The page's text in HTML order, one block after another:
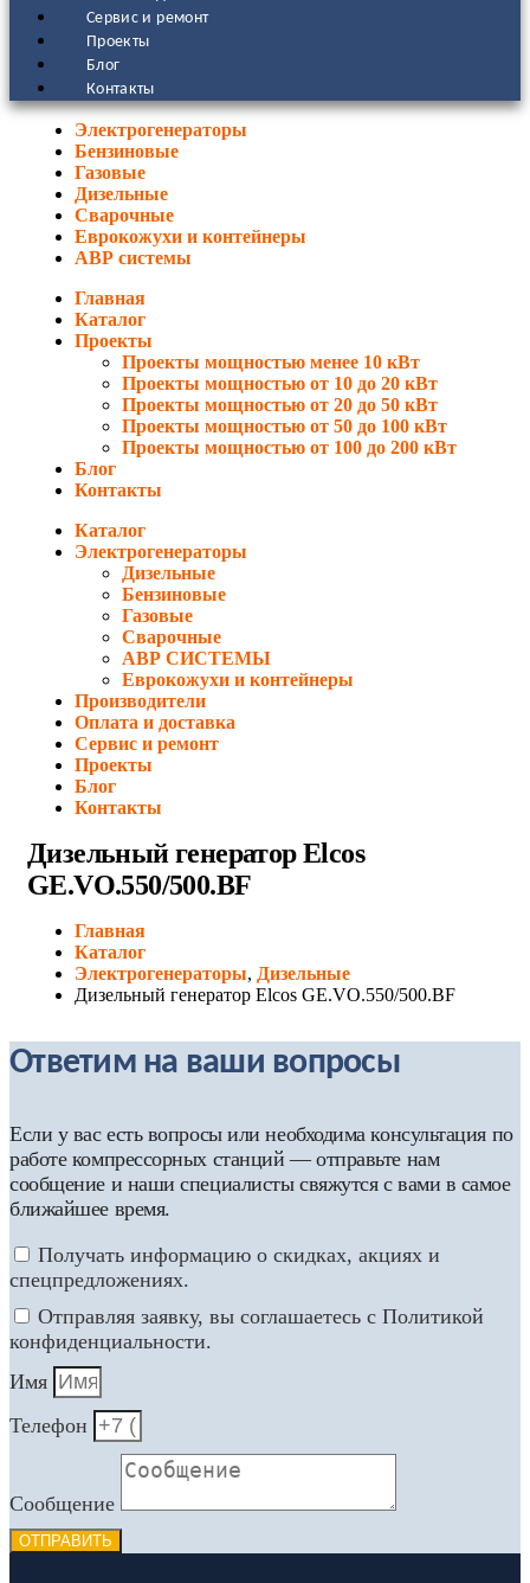
Сервис и ремонт
Проекты
Блог
Контакты
Электрогенераторы
Бензиновые
Газовые
Дизельные
Сварочные
Еврокожухи и контейнеры
АВР системы
Главная
Каталог
Проекты
Проекты мощностью менее 10 кВт
Проекты мощностью от 10 до 20 кВт
Проекты мощностью от 20 до 50 кВт
Проекты мощностью от 50 до 100 кВт
Проекты мощностью от 100 до 200 кВт
Блог
Контакты
Каталог
Электрогенераторы
Дизельные
Бензиновые
Газовые
Сварочные
АВР СИСТЕМЫ
Еврокожухи и контейнеры
Производители
Оплата и доставка
Сервис и ремонт
Проекты
Блог
Контакты
Дизельный генератор Elcos
GE.VO.550/500.BF
Главная
Каталог
Электрогенераторы, Дизельные
Дизельный генератор Elcos GE.VO.550/500.BF
Ответим на ваши вопросы
Если у вас есть вопросы или необходима консультация по
работе компрессорных станций — отправьте нам
сообщение и наши специалисты свяжутся с вами в самое
ближайшее время.
Получать информацию о скидках, акциях и
спецпредложениях.
Отправляя заявку, вы соглашаетесь с Политикой
конфиденциальности.
Имя
Телефон
Сообщение
ОТПРАВИТЬ